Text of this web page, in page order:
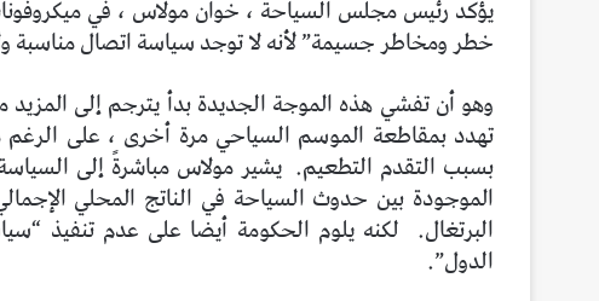
خطر ومخاطر جسيمة” لأنه لا توجد سياسة اتصال مناسبة
وهو أن تفشي هذه الموجة الجديدة بدأ يترجم إلى
تهدد بمقاطعة الموسم السياحي مرة أخرى ، على
بسبب التقدم التطعيم. يشير مولاس مباشرةً إلى السياسة
الموجودة بين حدوث السياحة في الناتج المحلي
البرتغال. لكنه يلوم الحكومة أيضا على عدم تنفيذ
الدول”.